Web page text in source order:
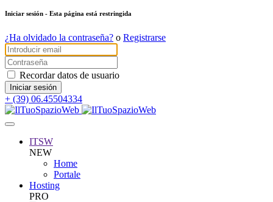
Iniciar sesión - Esta página está restringida
¿Ha olvidado la contraseña? o Registrarse
Recordar datos de usuario
+ (39) 06.45504334
ITSW
NEW
Home
Portale
Hosting
PRO